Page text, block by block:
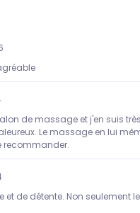
de massage et j'en suis
Le massage en lui
recommander.
et de détente. Non